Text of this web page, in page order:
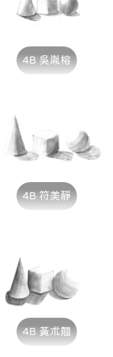
4B 吳胤榕
4B 符美靜
4B 黃朮翹